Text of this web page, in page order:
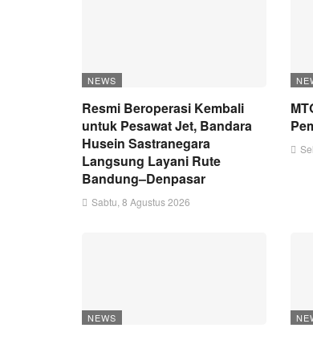
NEWS
Resmi Beroperasi Kembali
untuk Pesawat Jet, Bandara
Husein Sastranegara
Langsung Layani Rute
Bandung–Denpasar
Sabtu, 8 Agustus 2026
NEWS